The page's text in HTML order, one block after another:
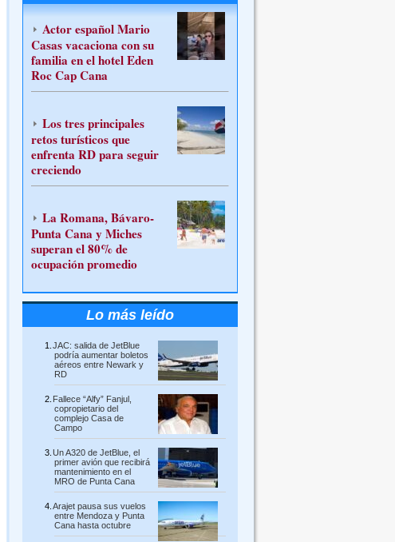
Actor español Mario
Casas vacaciona con su
familia en el hotel Eden
Roc Cap Cana
Los tres principales
retos turísticos que
enfrenta RD para seguir
creciendo
La Romana, Bávaro-
Punta Cana y Miches
superan el 80% de
ocupación promedio
Lo más leído
JAC: salida de JetBlue
podría aumentar boletos
aéreos entre Newark y
RD
Fallece “Alfy” Fanjul,
copropietario del
complejo Casa de
Campo
Un A320 de JetBlue, el
primer avión que recibirá
mantenimiento en el
MRO de Punta Cana
Arajet pausa sus vuelos
entre Mendoza y Punta
Cana hasta octubre